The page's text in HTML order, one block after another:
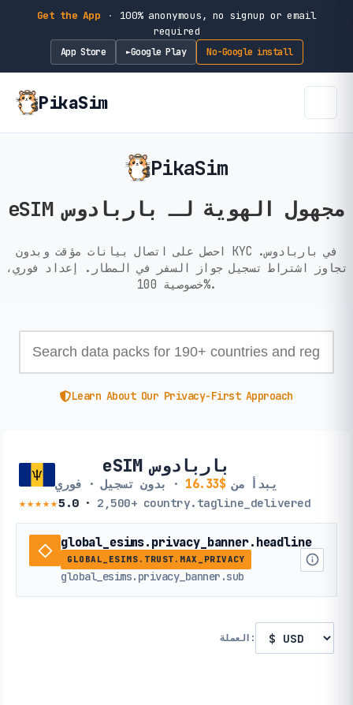
Get the App ·
100% anonymous, no signup or email
required
App Store ►Google Play No-Google install
PikaSim
PikaSim
eSIM مجهول الهوية لـ باربادوس
احصل على اتصال بيانات مؤقت وبدون KYC في باربادوس.
تجاوز اشتراط تسجيل جواز السفر في المطار. إعداد فوري،
خصوصية 100%.
Learn About Our Privacy-First Approach
eSIM باربادوس
يبدأ من$16.33
· بدون تسجيل · فوري
★★★★★5.0· 2,500+ country.tagline_delivered
global_esims.privacy_banner.headline
GLOBAL_ESIMS.TRUST.MAX_PRIVACY
global_esims.privacy_banner.sub
العملة: